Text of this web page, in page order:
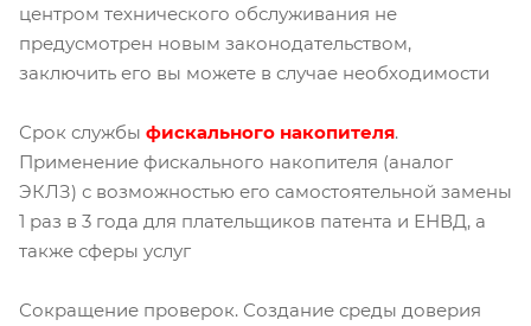
центром технического обслуживания не
предусмотрен новым законодательством,
заключить его вы можете в случае необходимости
Срок службы фискального накопителя.
Применение фискального накопителя (аналог
ЭКЛЗ) с возможностью его самостоятельной замены
1 раз в 3 года для плательщиков патента и ЕНВД, а
также сферы услуг
Сокращение проверок. Создание среды доверия